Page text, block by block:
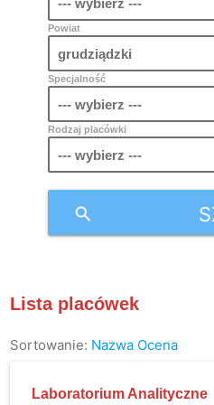
Powiat
Specjalność
Rodzaj placówki
search
Lista placówek
Sortowanie: Nazwa Ocena
Laboratorium Analityczne